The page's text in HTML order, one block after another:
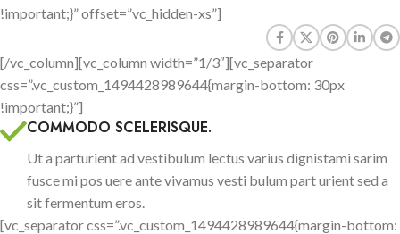
!important;}” offset=”vc_hidden-xs”]
[/vc_column][vc_column width=”1/3″][vc_separator
css=”.vc_custom_1494428989644{margin-bottom: 30px
!important;}”]
COMMODO SCELERISQUE.
Ut a parturient ad vestibulum lectus varius dignistami sarim
fusce mi pos uere ante vivamus vesti bulum part urient sed a
sit fermentum eros.
[vc_separator css=”.vc_custom_1494428989644{margin-bottom: